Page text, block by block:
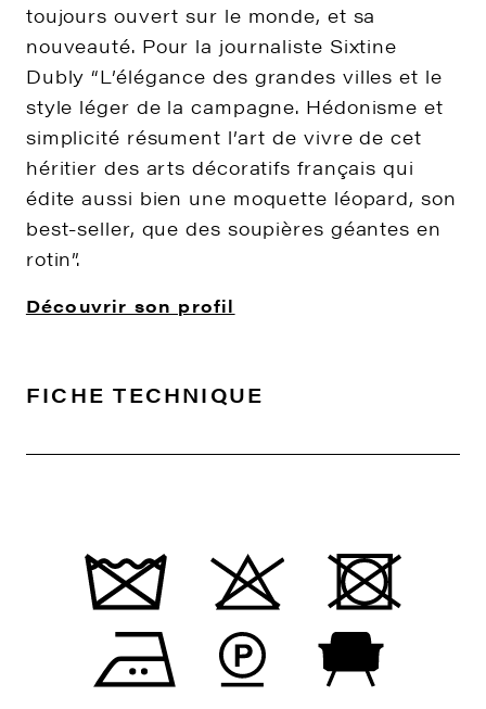
toujours ouvert sur le monde, et sa
nouveauté. Pour la journaliste Sixtine
Dubly “L’élégance des grandes villes et le
style léger de la campagne. Hédonisme et
simplicité résument l’art de vivre de cet
héritier des arts décoratifs français qui
édite aussi bien une moquette léopard, son
best-seller, que des soupières géantes en
rotin”.
Découvrir son profil
FICHE TECHNIQUE